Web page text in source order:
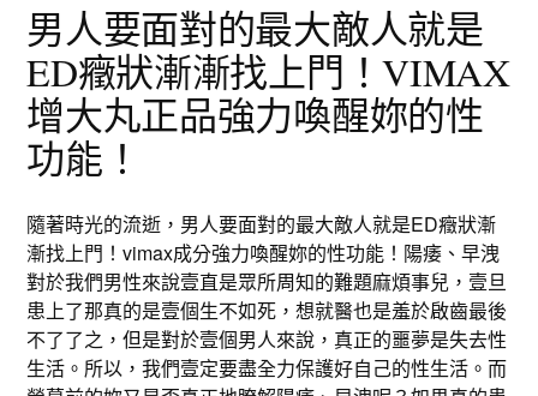
男人要面對的最大敵人就是
ED癥狀漸漸找上門！VIMAX
增大丸正品強力喚醒妳的性
功能！
隨著時光的流逝，男人要面對的最大敵人就是ED癥狀漸
漸找上門！vimax成分強力喚醒妳的性功能！陽痿、早洩
對於我們男性來說壹直是眾所周知的難題麻煩事兒，壹旦
患上了那真的是壹個生不如死，想就醫也是羞於啟齒最後
不了了之，但是對於壹個男人來說，真正的噩夢是失去性
生活。所以，我們壹定要盡全力保護好自己的性生活。而